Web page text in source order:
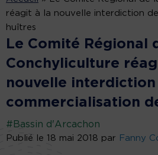
réagit à la nouvelle interdiction
huîtres
Le Comité Régional
Conchyliculture
nouvelle interdiction
commercialisation
#Bassin d'Arcachon
Publié le 18 mai 2018 par Fanny